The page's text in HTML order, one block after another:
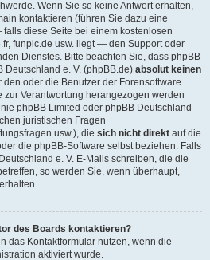
Wenn Sie so keine Antwort erhalten,
kontaktieren (führen Sie dazu eine
diese Seite bei einem kostenlosen
funpic.de usw. liegt — den Support oder
Dienstes. Bitte beachten Sie, dass phpBB
Deutschland e. V. (phpBB.de) absolut keinen
oder die Benutzer der Forensoftware
zur Verantwortung herangezogen werden
phpBB Limited oder phpBB Deutschland
juristischen Fragen
usw.), die sich nicht direkt auf die
die phpBB-Software selbst beziehen. Falls
e. V. E-Mails schreiben, die die
so werden Sie, wenn überhaupt,
des Boards kontaktieren?
das Kontaktformular nutzen, wenn die
aktiviert wurde.